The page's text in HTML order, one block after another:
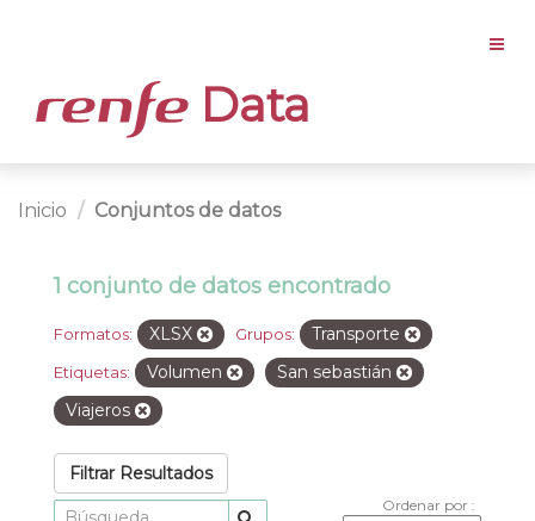
Data
Inicio Conjuntos de datos
1 conjunto de datos encontrado
Formatos: XLSX Grupos: Transporte
Etiquetas: Volumen
San sebastián
Viajeros
Filtrar Resultados
Ordenar por